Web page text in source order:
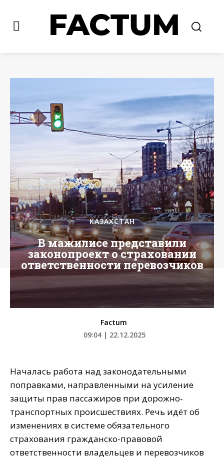
КАЗАХСТАН
В мажилисе представили
законопроект о страховании
ответственности перевозчиков
Factum
09:04 | 22.12.2025
Началась работа над законодательными
поправками, направленными на усиление
защиты прав пассажиров при дорожно-
транспортных происшествиях. Речь идёт об
изменениях в системе обязательного
страхования гражданско-правовой
ответственности владельцев и перевозчиков